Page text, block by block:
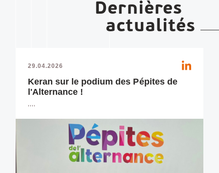
Dernières
actualités
29.04.2026
Keran sur le podium des Pépites de
l'Alternance !
,,,,